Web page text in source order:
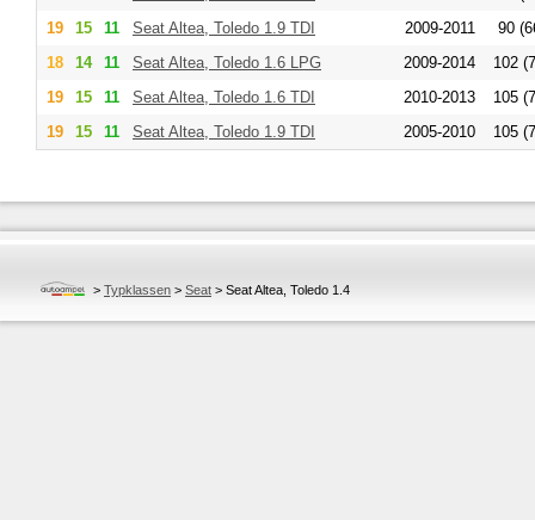
19
15 11 Seat Altea, Toledo 1.9 TDI 2009-2011
90
18
14 11 Seat Altea, Toledo 1.6 LPG 2009-2014
102
19
15 11 Seat Altea, Toledo 1.6 TDI 2010-2013
105
19
15 11 Seat Altea, Toledo 1.9 TDI 2005-2010 105
> Typklassen > Seat > Seat Altea, Toledo 1.4